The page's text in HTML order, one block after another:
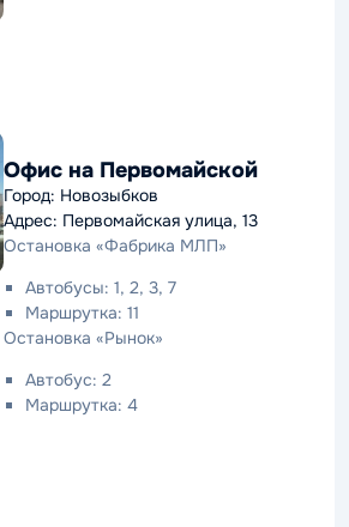
Офис на Первомайской
Город: Новозыбков
Адрес: Первомайская улица, 13
Остановка «Фабрика МЛП»
Автобусы: 1, 2, 3, 7
Маршрутка: 11
Остановка «Рынок»
Автобус: 2
Маршрутка: 4